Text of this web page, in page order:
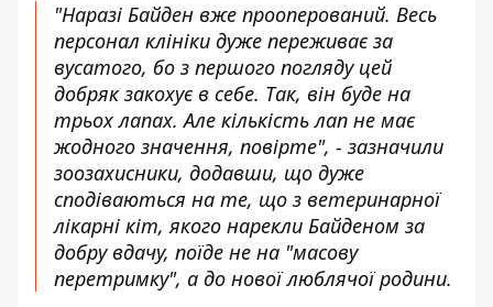
"Наразі Байден вже прооперований. Весь
персонал клініки дуже переживає за
вусатого, бо з першого погляду цей
добряк закохує в себе. Так, він буде на
трьох лапах. Але кількість лап не має
жодного значення, повірте", - зазначили
зоозахисники, додавши, що дуже
сподіваються на те, що з ветеринарної
лікарні кіт, якого нарекли Байденом за
добру вдачу, поїде не на "масову
перетримку", а до нової люблячої родини.